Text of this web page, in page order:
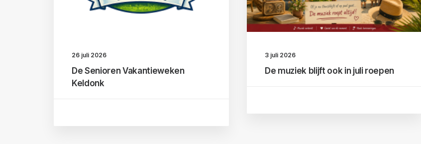
26 juli 2026
De Senioren Vakantieweken
Keldonk
3 juli 2026
De muziek blijft ook in juli roepen